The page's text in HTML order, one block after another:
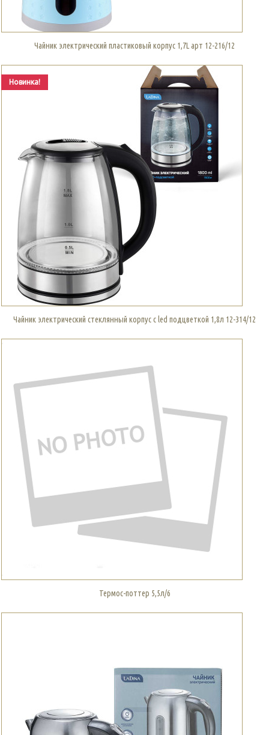
Чайник электрический пластиковый корпус 1,7L арт 12-216/12
Новинка!
Чайник электрический стеклянный корпус с led подцветкой 1,8л 12-314/12
Термос-поттер 5,5л/6